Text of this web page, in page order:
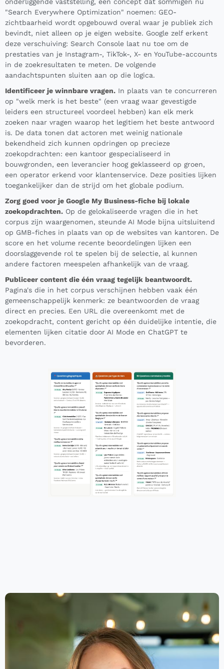
"Search Everywhere Optimization" noemen: GEO-
zichtbaarheid wordt opgebouwd overal waar je publiek zich
bevindt, niet alleen op je eigen website. Google zelf erkent
deze verschuiving: Search Console laat nu toe om de
prestaties van je Instagram-, TikTok-, X- en YouTube-accounts
in de zoekresultaten te meten. De volgende
aandachtspunten sluiten aan op die logica.
Identificeer je winnbare vragen. In plaats van te concurreren
op "welk merk is het beste" (een vraag waar gevestigde
leiders een structureel voordeel hebben) kan elk merk
zoeken naar vragen waarop het legitiem het beste antwoord
is. De data tonen dat actoren met weinig nationale
bekendheid zich kunnen opdringen op precieze
zoekopdrachten: een kantoor gespecialiseerd in
bouwgronden, een leverancier hoog geklasseerd op groen,
een operator erkend voor klantenservice. Deze posities lijken
toegankelijker dan de strijd om het globale podium.
Zorg goed voor je Google My Business-fiche bij lokale
zoekopdrachten. Op de gelokaliseerde vragen die in het
corpus zijn waargenomen, steunde AI Mode bijna uitsluitend
op GMB-fiches in plaats van op de websites van kantoren. De
score en het volume recente beoordelingen lijken een
doorslaggevende rol te spelen bij de selectie, al kunnen
andere factoren meespelen afhankelijk van de vraag.
Publiceer content die één vraag tegelijk beantwoordt.
Pagina's die in het corpus verschijnen hebben vaak één
gemeenschappelijk kenmerk: ze beantwoorden de vraag
direct en precies. Een URL die overeenkomt met de
zoekopdracht, content gericht op één duidelijke intentie, die
elementen lijken citatie door AI Mode en ChatGPT te
bevorderen.